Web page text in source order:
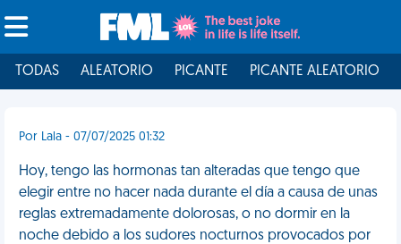
TODAS ALEATORIO PICANTE PICANTE ALEATORIO
Por Lala - 07/07/2025 01:32
Hoy, tengo las hormonas tan alteradas que tengo que
elegir entre no hacer nada durante el día a causa de unas
reglas extremadamente dolorosas, o no dormir en la
noche debido a los sudores nocturnos provocados por